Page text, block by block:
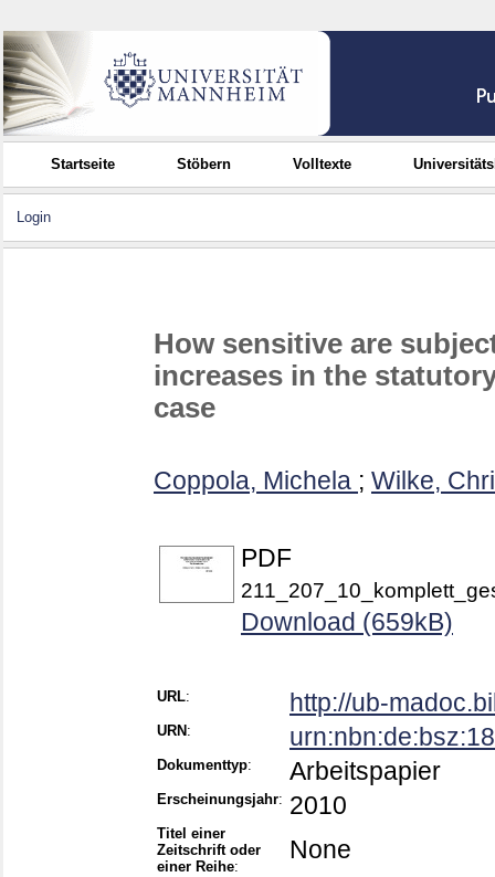
Startseite Stöbern Volltexte
Login
How sensitive are
increases in the
case
Coppola, Michela ; Wilke,
PDF
Download (659kB)
URL: http://ub-
URN :
Dokumenttyp: Arbeitspapier
Erscheinungsjahr: 2010
Titel einer
Zeitschrift oder
einer Reihe:
None